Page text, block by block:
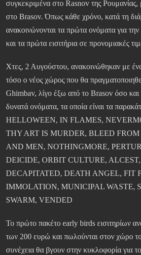
συγκεκριμένα στο Rasnov της
στο Brasov. Όπως κάθε χρόνο, κατά τη
ανακοινώνονται τα πρώτα ονόματα για
και τα πρώτα εισιτήρια σε προνομιακές
Χτες, 2 Αυγούστου, ανακοινώθηκαν με
τόσο ο νέος χώρος που θα
Ghimbav, λίγο έξω από το Brasov όσο
δυνατά ονόματα, τα οποία είναι τα
HELLOWEEN, IN FLAMES,
THY ART IS MURDER, BLEED
AND MEN, NOTHINGMORE,
DEICIDE, ORBIT CULTURE, ALCEST,
DECAPITATED, DEATH ANGEL, FIT
IMMOLATION, MUNICIPAL WASTE,
SWARM, VENDED
Το πρώτο πακέτο early birds εισιτηρίων
των 200 ευρώ και πωλούνται στον χώρο
συνέχεια θα βγουν στην κυκλοφορία για